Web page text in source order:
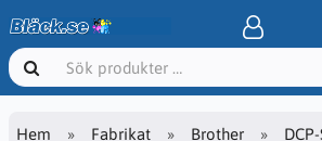
Hem Fabrikat Brother